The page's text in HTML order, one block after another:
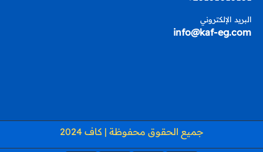
البريد الإلكتروني
info@kaf-eg.com
جميع الحقوق محفوظة | كاف 2024